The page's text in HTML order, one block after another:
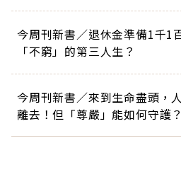
今周刊新書／退休金準備1千1
「不窮」的第三人生？
今周刊新書／來到生命盡頭，
離去！但「尊嚴」能如何守護？